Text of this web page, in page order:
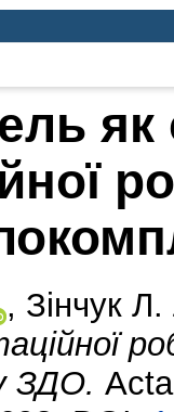
як
, Зінчук
ЗДО.